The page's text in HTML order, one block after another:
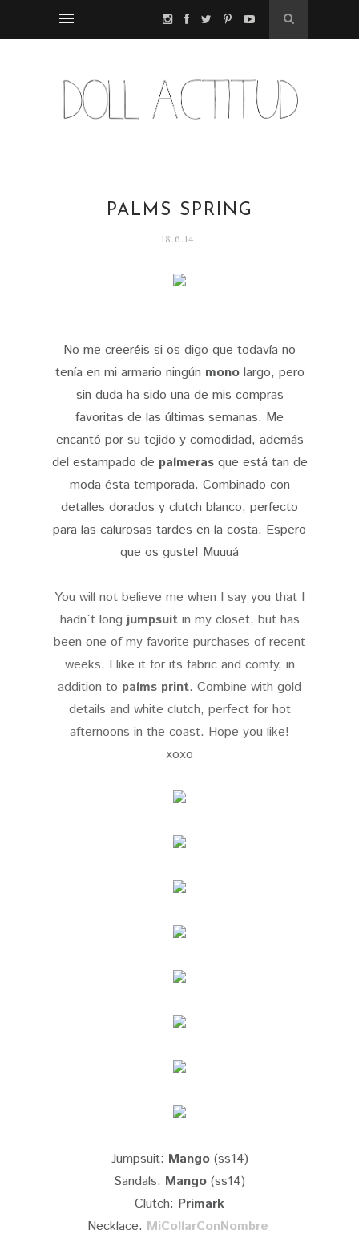
PALMS SPRING
18.6.14
No me creeréis si os digo que todavía no
tenía en mi armario ningún monolargo, pero
sin duda ha sido una de mis compras
favoritas de las últimas semanas. Me
encantó por su tejido y comodidad, además
del estampado de palmerasque está tan de
moda ésta temporada. Combinado con
detalles dorados y clutch blanco, perfecto
para las calurosas tardes en la costa. Espero
que os guste! Muuuá
You will not believe me when I say you that I
hadn´t longjumpsuitin my closet, but has
been one of my favorite purchases of recent
weeks. I like it for its fabric and comfy, in
addition to palms print. Combine with gold
details and white clutch, perfect for hot
afternoons in the coast. Hope you like!
xoxo
Jumpsuit: Mango(ss14)
Sandals: Mango (ss14)
Clutch: Primark
Necklace: MiCollarConNombre